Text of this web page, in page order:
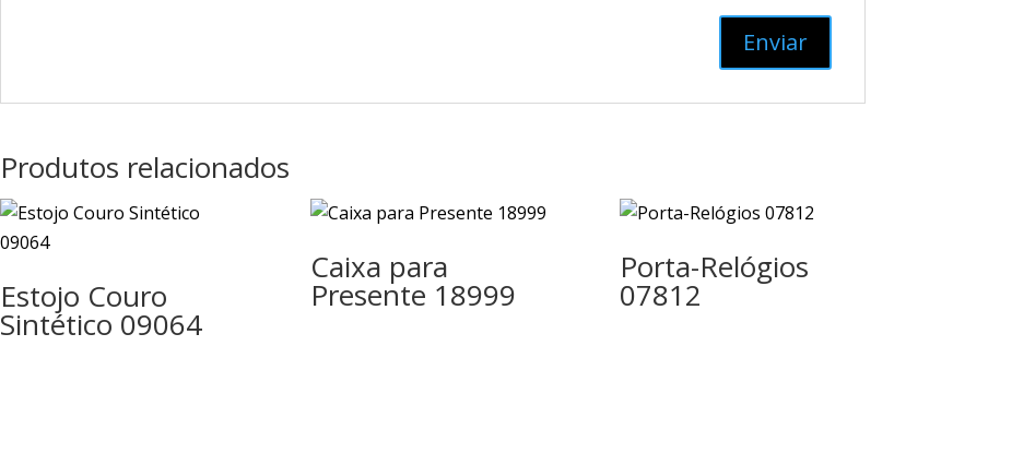
Produtos relacionados
Estojo Couro
Sintético 09064
Caixa para
Presente 18999
Porta-Relógios
07812